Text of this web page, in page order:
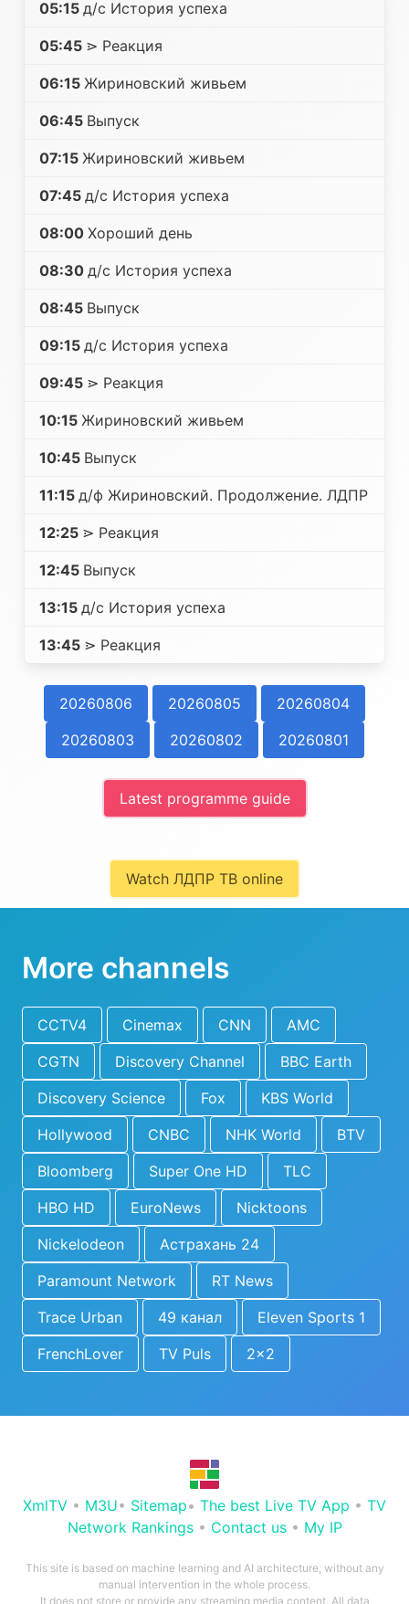
05:15 д/с История успеха
05:45 ⋗ Реакция
06:15 Жириновский живьем
06:45 Выпуск
07:15 Жириновский живьем
07:45 д/с История успеха
08:00 Хороший день
08:30 д/с История успеха
08:45 Выпуск
09:15 д/с История успеха
09:45 ⋗ Реакция
10:15 Жириновский живьем
10:45 Выпуск
11:15 д/ф Жириновский. Продолжение. ЛДПР
12:25 ⋗ Реакция
12:45 Выпуск
13:15 д/с История успеха
13:45 ⋗ Реакция
20260806 20260805
20260804
20260803
20260802 20260801
Latest programme guide
Watch ЛДПР ТВ online
More channels
CCTV4 Cinemax CNN
AMC
CGTN
Discovery Channel
BBC Earth
Discovery Science
Fox
KBS World
Hollywood
CNBC NHK World
BTV
Bloomberg
Super One HD
TLC
HBO HD
EuroNews
Nicktoons
Nickelodeon
Астрахань 24
Paramount Network
RT News
Trace Urban
49 канал
Eleven Sports 1
FrenchLover
TV Puls 2x2
XmlTV • M3U• Sitemap• The best Live TV App • TV
Network Rankings• Contact us• My IP
This site is based on machine learning and AI architecture, without any
manual intervention in the whole process.
It does not store or provide any streaming media content. All data